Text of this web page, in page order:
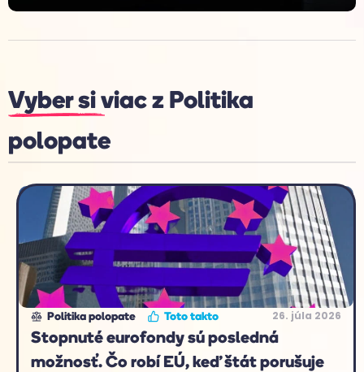
Vyber si viac zPolitika
polopate
Politika polopate Toto takto 26. júla 2026
Stopnuté eurofondy sú posledná
možnosť. Čo robí EÚ, keď štát porušuje